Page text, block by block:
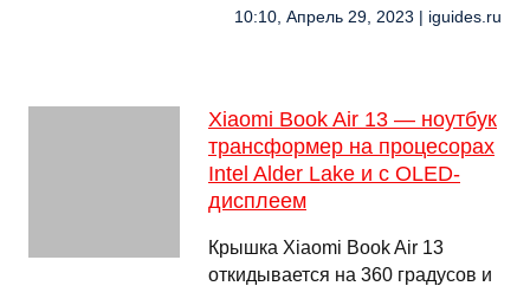
10:10, Апрель 29, 2023 | iguides.ru
Xiaomi Book Air 13 — ноутбук
трансформер на процесорах
Intel Alder Lake и с OLED-
дисплеем
Крышка Xiaomi Book Air 13
откидывается на 360 градусов и